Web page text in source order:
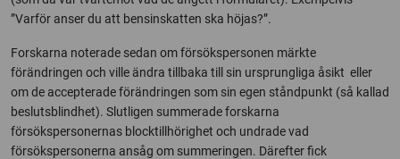
”Varför anser du att bensinskatten ska höjas?”.
Forskarna noterade sedan om försökspersonen märkte
förändringen och ville ändra tillbaka till sin ursprungliga åsikt eller
om de accepterade förändringen som sin egen ståndpunkt (så kallad
beslutsblindhet). Slutligen summerade forskarna
försökspersonernas blocktillhörighet och undrade vad
försökspersonerna ansåg om summeringen. Därefter fick